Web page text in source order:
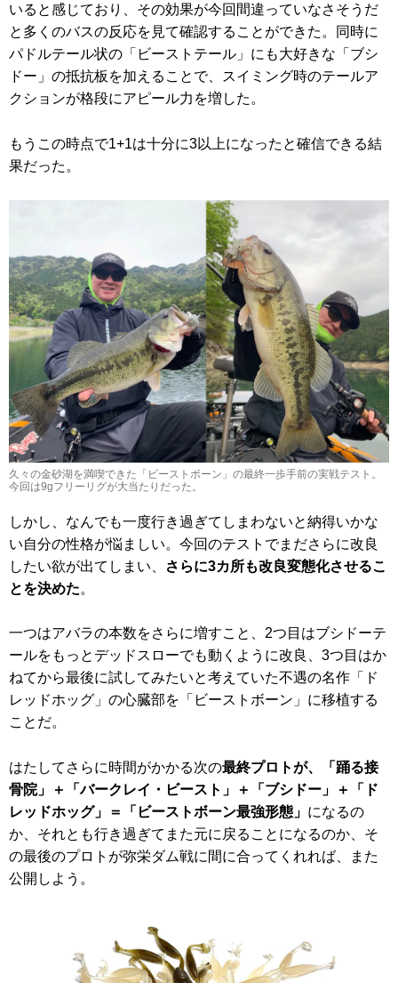
いると感じており、その効果が今回間違っていなさそうだ
と多くのバスの反応を見て確認することができた。同時に
パドルテール状の「ビーストテール」にも大好きな「ブシ
ドー」の抵抗板を加えることで、スイミング時のテールア
クションが格段にアピール力を増した。
もうこの時点で1+1は十分に3以上になったと確信できる結
果だった。
久々の金砂湖を満喫できた「ビーストボーン」の最終一歩手前の実戦テスト。
今回は9gフリーリグが大当たりだった。
しかし、なんでも一度行き過ぎてしまわないと納得いかな
い自分の性格が悩ましい。今回のテストでまださらに改良
したい欲が出てしまい、
さらに3カ所も改良変態化させるこ
とを決めた。
一つはアバラの本数をさらに増すこと、2つ目はブシドーテ
ールをもっとデッドスローでも動くように改良、3つ目はか
ねてから最後に試してみたいと考えていた不遇の名作「ド
レッドホッグ」の心臓部を「ビーストボーン」に移植する
ことだ。
はたしてさらに時間がかかる次の最終プロトが、「踊る接
骨院」＋「バークレイ・ビースト」＋「ブシドー」＋「ド
レッドホッグ」＝「ビーストボーン最強形態」 になるの
か、それとも行き過ぎてまた元に戻ることになるのか、そ
の最後のプロトが弥栄ダム戦に間に合ってくれれば、また
公開しよう。